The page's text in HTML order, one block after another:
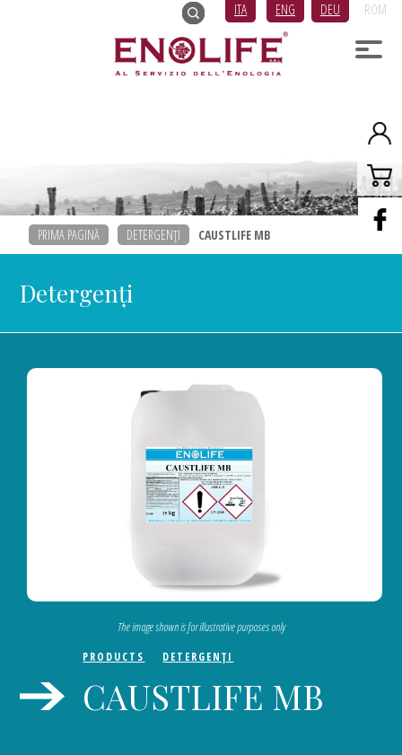
ITA ENG DEU ROM
PRIMA PAGINĂ DETERGENŢI CAUSTLIFE MB
Detergenţi
The image shown is for illustrative purposes only
PRODUCTS DETERGENŢI
CAUSTLIFE MB